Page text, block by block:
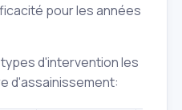
pour les années
d'intervention les
d'assainissement: